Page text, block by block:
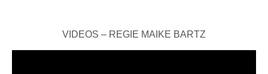
VIDEOS – REGIE MAIKE BARTZ